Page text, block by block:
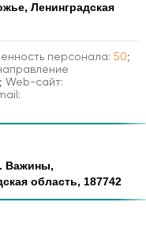
Ленинградская
персонала: 50;
; Web-сайт:
Важины,
область, 187742